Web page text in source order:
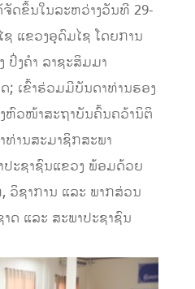
ດຂຶ້ນໃນລະຫວ່າງວັນທີ 29-
ຊ ແຂວງອຸດົມໄຊ ໂດຍການ
ປິ່ງຄຳ ລາຊະສິມມາ
; ເຂົ້າຮ່ວມມີບັນດາທ່ານຮອງ
ຫົວໜ້າສະຖາບັນຄົ້ນຄວ້ານິຕິ
ທ່ານສະມາຊິກສະພາ
ປະຊາຊົນແຂວງ ພ້ອມດ້ວຍ
ວິຊາການ ແລະ ພາກສ່ວນ
ດ ແລະ ສະພາປະຊາຊົນ